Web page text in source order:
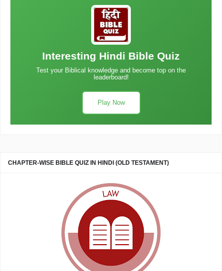
Interesting Hindi Bible Quiz
Test your Biblical knowledge and become top on the
leaderboard!
Play Now
CHAPTER-WISE BIBLE QUIZ IN HINDI (OLD TESTAMENT)